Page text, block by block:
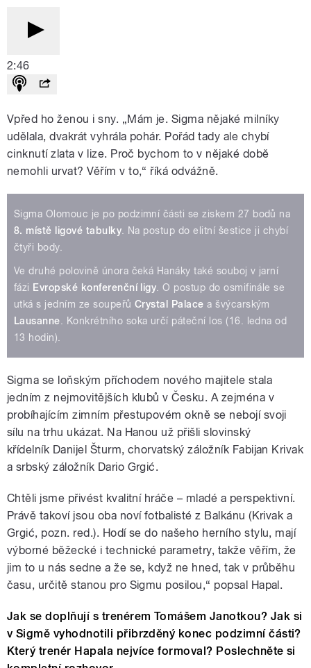
2:46
Vpřed ho ženou i sny. „Mám je. Sigma nějaké milníky
udělala, dvakrát vyhrála pohár. Pořád tady ale chybí
cinknutí zlata v lize. Proč bychom to v nějaké době
nemohli urvat? Věřím v to,“ říká odvážně.
Sigma Olomouc je po podzimní části se ziskem 27 bodů na
8. místě ligové tabulky. Na postup do elitní šestice ji chybí
čtyři body.
Ve druhé polovině února čeká Hanáky také souboj v jarní
fázi Evropské konferenční ligy. O postup do osmifinále se
utká s jedním ze soupeřů Crystal Palace a švýcarským
Lausanne. Konkrétního soka určí páteční los (16. ledna od
13 hodin).
Sigma se loňským příchodem nového majitele stala
jedním z nejmovitějších klubů v Česku. A zejména v
probíhajícím zimním přestupovém okně se nebojí svoji
sílu na trhu ukázat. Na Hanou už přišli slovinský
křídelník Danijel Šturm, chorvatský záložník Fabijan Krivak
a srbský záložník Dario Grgić.
Chtěli jsme přivést kvalitní hráče – mladé a perspektivní.
Právě takoví jsou oba noví fotbalisté z Balkánu (Krivak a
Grgić, pozn. red.). Hodí se do našeho herního stylu, mají
výborné běžecké i technické parametry, takže věřím, že
jim to u nás sedne a že se, když ne hned, tak v průběhu
času, určitě stanou pro Sigmu posilou,“ popsal Hapal.
Jak se doplňují s trenérem Tomášem Janotkou? Jak si
v Sigmě vyhodnotili přibrzděný konec podzimní části?
Který trenér Hapala nejvíce formoval? Poslechněte si